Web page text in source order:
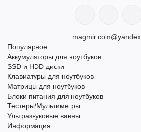
Популярное
Аккумуляторы для ноутбуков
SSD и HDD диски
Клавиатуры для ноутбуков
Матрицы для ноутбуков
Блоки питания для ноутбуков
Тестеры/Мультиметры
Ультразвуковые ванны
Информация